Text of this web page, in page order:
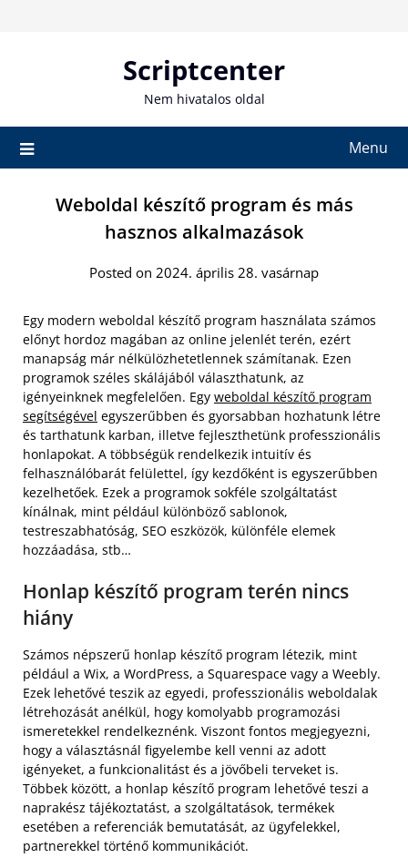
Scriptcenter
Nem hivatalos oldal
Menu
Weboldal készítő program és más
hasznos alkalmazások
Posted on 2024. április 28. vasárnap
Egy modern weboldal készítő program használata számos
előnyt hordoz magában az online jelenlét terén, ezért
manapság már nélkülözhetetlennek számítanak. Ezen
programok széles skálájából választhatunk, az
igényeinknek megfelelően. Egy weboldal készítő program
segítségével egyszerűbben és gyorsabban hozhatunk létre
és tarthatunk karban, illetve fejleszthetünk professzionális
honlapokat. A többségük rendelkezik intuitív és
felhasználóbarát felülettel, így kezdőként is egyszerűbben
kezelhetőek. Ezek a programok sokféle szolgáltatást
kínálnak, mint például különböző sablonok,
testreszabhatóság, SEO eszközök, különféle elemek
hozzáadása, stb…
Honlap készítő program terén nincs
hiány
Számos népszerű honlap készítő program létezik, mint
például a Wix, a WordPress, a Squarespace vagy a Weebly.
Ezek lehetővé teszik az egyedi, professzionális weboldalak
létrehozását anélkül, hogy komolyabb programozási
ismeretekkel rendelkeznénk. Viszont fontos megjegyezni,
hogy a választásnál figyelembe kell venni az adott
igényeket, a funkcionalitást és a jövőbeli terveket is.
Többek között, a honlap készítő program lehetővé teszi a
naprakész tájékoztatást, a szolgáltatások, termékek
esetében a referenciák bemutatását, az ügyfelekkel,
partnerekkel történő kommunikációt.